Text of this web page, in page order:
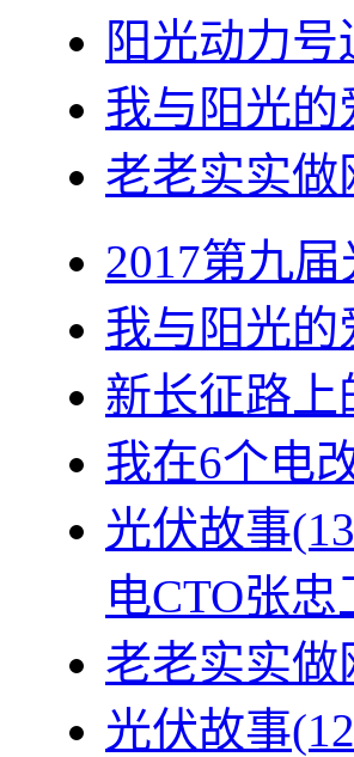
阳光动力
我与阳光的
老老实实
2017第九
我与阳光的
新长征路
我在6个电
光伏故事
电CTO张忠
老老实实
光伏故事